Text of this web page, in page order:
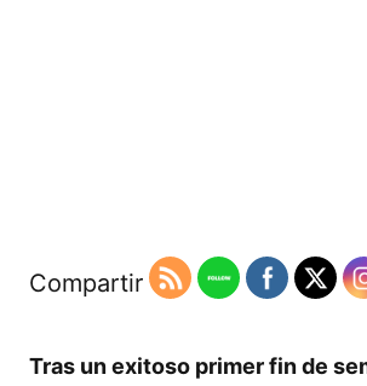
Compartir
Tras un exitoso primer fin de